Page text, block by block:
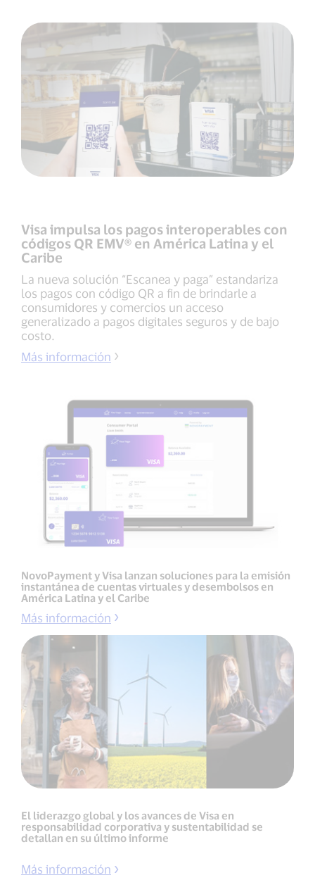
Visa impulsa los pagos interoperables con
códigos QR EMV® en América Latina y el
Caribe
La nueva solución “Escanea y paga” estandariza
los pagos con código QR a fin de brindarle a
consumidores y comercios un acceso
generalizado a pagos digitales seguros y de bajo
costo.
Más información
NovoPayment y Visa lanzan soluciones para la emisión
instantánea de cuentas virtuales y desembolsos en
América Latina y el Caribe
Más información
El liderazgo global y los avances de Visa en
responsabilidad corporativa y sustentabilidad se
detallan en su último informe
Más información